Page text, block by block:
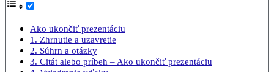
Ako ukončiť prezentáciu
1. Zhrnutie a uzavretie
2. Súhrn a otázky
3. Citát alebo príbeh – Ako ukončiť prezentáciu